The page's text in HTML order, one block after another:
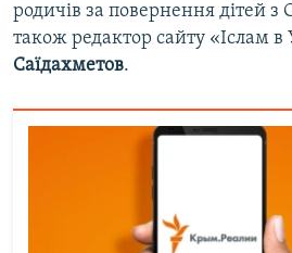
родичів за повернення дітей з
також редактор сайту «Іслам в
Саїдахметов.